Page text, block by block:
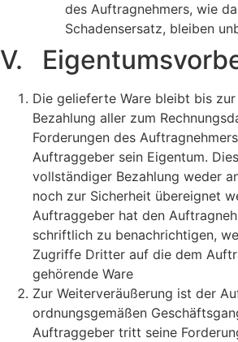
des Auftragnehmers, wie
Schadensersatz, bleiben
V.
Die gelieferte Ware bleibt bis
Bezahlung aller zum
Forderungen des
Auftraggeber sein Eigentum.
vollständiger Bezahlung weder
noch zur Sicherheit übereignet
Auftraggeber hat den
schriftlich zu benachrichtigen,
Zugriffe Dritter auf die dem
gehörende Ware
Zur Weiterveräußerung ist der
ordnungsgemäßen
Auftraggeber tritt seine